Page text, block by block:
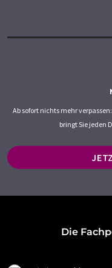
Ab sofort nichts mehr
bringt Sie jeden
Die